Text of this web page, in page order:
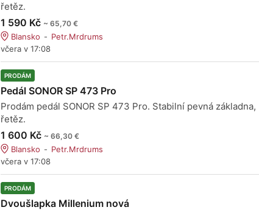
řetěz.
1 590 Kč ~ 65,70 €
Blansko
Petr.Mrdrums
včera v 17:08
PRODÁM
Pedál SONOR SP 473 Pro
Prodám pedál SONOR SP 473 Pro. Stabilní pevná
řetěz.
1 600 Kč ~ 66,30 €
Blansko
Petr.Mrdrums
včera v 17:08
PRODÁM
Dvoušlapka Millenium nová